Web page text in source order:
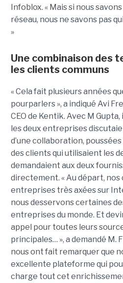
Infoblox. « Mais si nous
réseau, nous ne savons pas
»
Une combinaison des
les clients communs
« Cela fait plusieurs années
pourparlers », a indiqué Avi
CEO de Kentik. Avec M
les deux entreprises
d’une collaboration,
des clients qui utilisaient les
demandaient aux deux
directement. « Au départ,
entreprises très axées sur
nous desservons certaines
entreprises du monde. Et
appel pour toutes leurs
principales… », a demandé M.
nous ont fait remarquer que
excellente plateforme qui
charge tout cet